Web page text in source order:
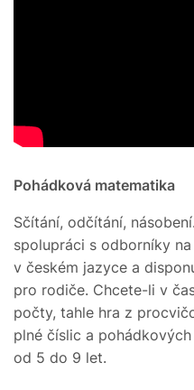
Pohádková matematika
Sčítání, odčítání,
spolupráci s odborníky
v českém jazyce a
pro rodiče. Chcete-li v
počty, tahle hra z
plné číslic a
od 5 do 9 let.